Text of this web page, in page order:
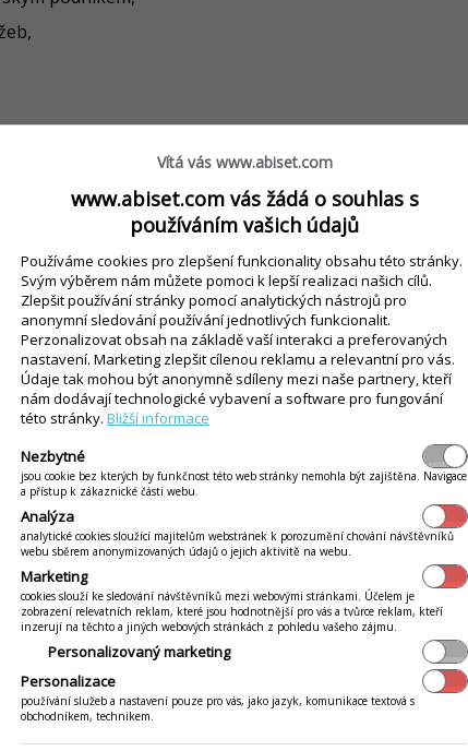
tohoto zboží umístěném uvnitř stavby
dálkové železniční, letecké, vodní a
Vítá vás www.abiset.com
www.abiset.com vás žádá o souhlas s
používáním vašich údajů
Používáme cookies pro zlepšení funkcionality obsahu této stránky.
Svým výběrem nám můžete pomoci k lepší realizaci našich cílů.
Zlepšit používání stránky pomocí analytických nástrojů pro
anonymní sledování používání jednotlivých funkcionalit.
Perzonalizovat obsah na základě vaší interakci a preferovaných
nastavení. Marketing zlepšit cílenou reklamu a relevantní pro vás.
Údaje tak mohou být anonymně sdíleny mezi naše partnery, kteří
nám dodávají technologické vybavení a software pro fungování
této stránky. Bližší informace
Nezbytné
jsou cookie bez kterých by funkčnost této web stránky nemohla být zajištěna. Navigace
a přístup k zákaznické části webu.
Analýza
analytické cookies sloužící majitelům webstránek k porozumění chování návštěvníků
webu sběrem anonymizovaných údajů o jejich aktivitě na webu.
Marketing
cookies slouží ke sledování návštěvníků mezi webovými stránkami. Účelem je
zobrazení relevatních reklam, které jsou hodnotnější pro vás a tvůrce reklam, kteří
inzerují na těchto a jiných webových stránkách z pohledu vašeho zájmu.
Personalizovaný marketing
Personalizace
používání služeb a nastavení pouze pro vás, jako jazyk, komunikace textová s
obchodníkem, technikem.